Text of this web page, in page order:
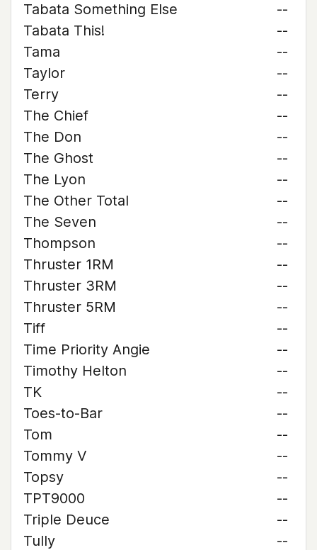
Tabata Something Else
--
Tabata This!
--
Tama
--
Taylor
--
Terry
--
The Chief
--
The Don
--
The Ghost
--
The Lyon
--
The Other Total
--
The Seven
--
Thompson
--
Thruster 1RM
--
Thruster 3RM
--
Thruster 5RM
--
Tiff
--
Time Priority Angie
--
Timothy Helton
--
TK
--
Toes-to-Bar
--
Tom
--
Tommy V
--
Topsy
--
TPT9000
--
Triple Deuce
--
Tully
--